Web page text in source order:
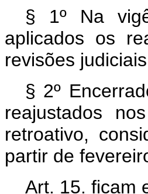
§ 1º Na
aplicados os
revisões
§ 2º
reajustados
retroativo,
partir de
Art. 15. ficam